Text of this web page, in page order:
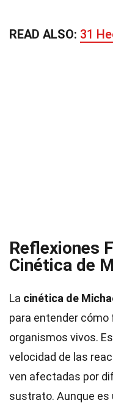
READ ALSO: 31
Reflexiones
Cinética de
La cinética de
para entender cómo
organismos vivos.
velocidad de las
ven afectadas por
sustrato. Aunque es